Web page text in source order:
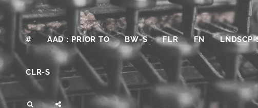
# AAD : PRIOR TO BW-S FLR FN LNDSCP-
CLR-S
SEARCH